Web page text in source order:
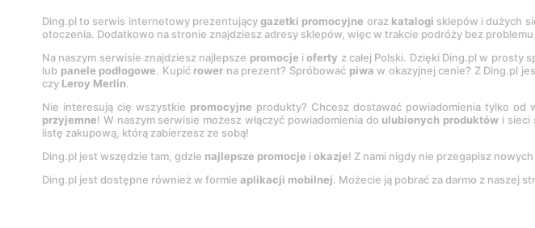
Ding.pl to serwis internetowy prezentującygazetki promocyjne oraz katalogi sklepów i dużych
otoczenia. Dodatkowo na stronie znajdziesz adresy sklepów, więc w trakcie podróży bez
Na naszym serwisie znajdziesz najlepsze promocje ioferty z całej Polski. Dzięki Ding.pl w prosty
lub panele podłogowe. Kupić rower na prezent? Spróbować piwa w okazyjnej cenie? Z Ding.pl
czy Leroy Merlin.
Nie interesują cię wszystkie promocyjne produkty? Chcesz dostawać powiadomienia tylko
przyjemne! W naszym serwisie możesz włączyć powiadomienia do ulubionych produktów i sieci
listę zakupową, którą zabierzesz ze sobą!
Ding.pl jest wszędzie tam, gdzie najlepsze promocje i okazje! Z nami nigdy nie przegapisz
Ding.pl jest dostępne również w formie aplikacji mobilnej. Możecie ją pobrać za darmo z naszej